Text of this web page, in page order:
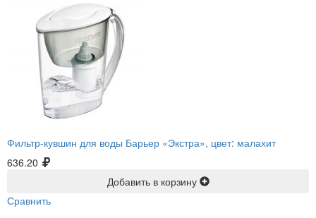
Фильтр-кувшин для воды Барьер «Экстра», цвет: малахит
636.20
Добавить в корзину
Сравнить